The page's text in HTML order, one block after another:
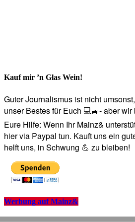
Kauf mir ’n Glas Wein!
Guter Journalismus ist nicht
unser Bestes für Euch 💻🚙- aber
Eure Hilfe: Wenn Ihr Mainz&
hier via Paypal tun. Kauft uns ein
helft uns, in Schwung 💪 zu bleiben!
Werbung auf Mainz&